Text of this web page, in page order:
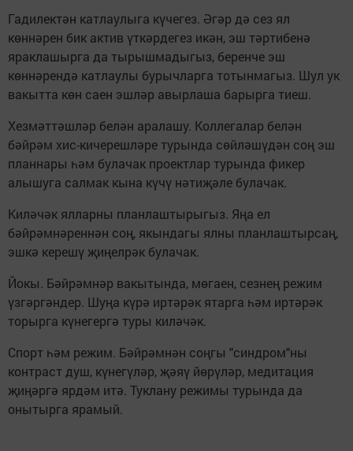
Гадилектән катлаулыга күчегез. Әгәр дә сез ял
көннәрен бик актив үткәрдегез икән, эш тәртибенә
яраклашырга да тырышмадыгыз, беренче эш
көннәрендә катлаулы бурычларга тотынмагыз. Шул ук
вакытта көн саен эшләр авырлаша барырга тиеш.
Хезмәттәшләр белән аралашу. Коллегалар белән
бәйрәм хис-кичерешләре турында сөйләшүдән соң эш
планнары һәм булачак проектлар турында фикер
алышуга салмак кына күчү нәтиҗәле булачак.
Киләчәк ялларны планлаштырыгыз. Яңа ел
бәйрәмнәреннән соң, якындагы ялны планлаштырсаң,
эшкә керешү җиңелрәк булачак.
Йокы. Бәйрәмнәр вакытында, мөгаен, сезнең режим
үзгәргәндер. Шуңа күрә иртәрәк ятарга һәм иртәрәк
торырга күнегергә туры киләчәк.
Спорт һәм режим. Бәйрәмнән соңгы "синдром"ны
контраст душ, күнегүләр, җәяү йөрүләр, медитация
җиңәргә ярдәм итә. Туклану режимы турында да
онытырга ярамый.